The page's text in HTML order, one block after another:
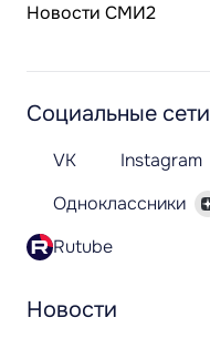
Новости СМИ2
Новости
Социальные сети
VK Instagram
Одноклассники
Rutube